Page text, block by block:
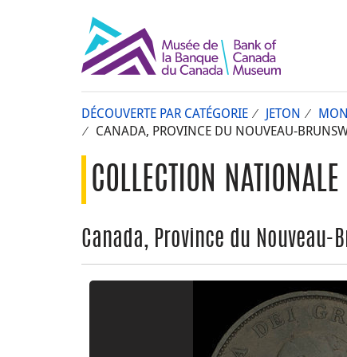
DÉCOUVERTE PAR CATÉGORIE JETON
CANADA, PROVINCE DU NOUVEAU-
COLLECTION
Canada, Province du Nouveau-